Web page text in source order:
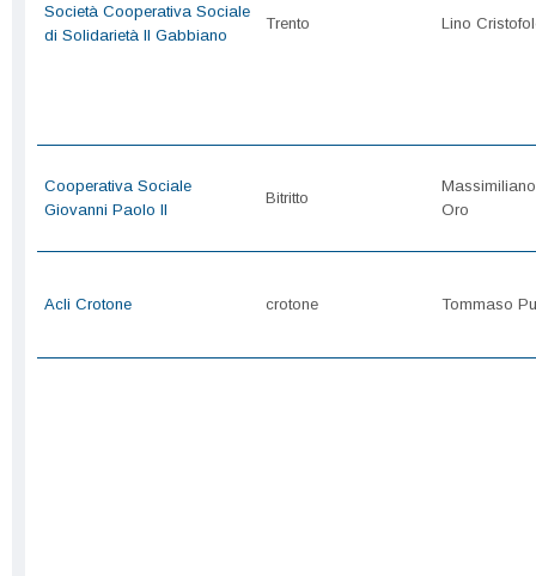
Società Cooperativa Sociale
di Solidarietà Il Gabbiano
Trento Lino
Cooperativa Sociale
Giovanni Paolo II
Bitritto
Massimiliano
Oro
Acli Crotone crotone Tommaso